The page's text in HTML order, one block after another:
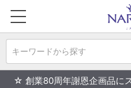
キーワードから探す
☆ 創業80周年謝恩企画品に